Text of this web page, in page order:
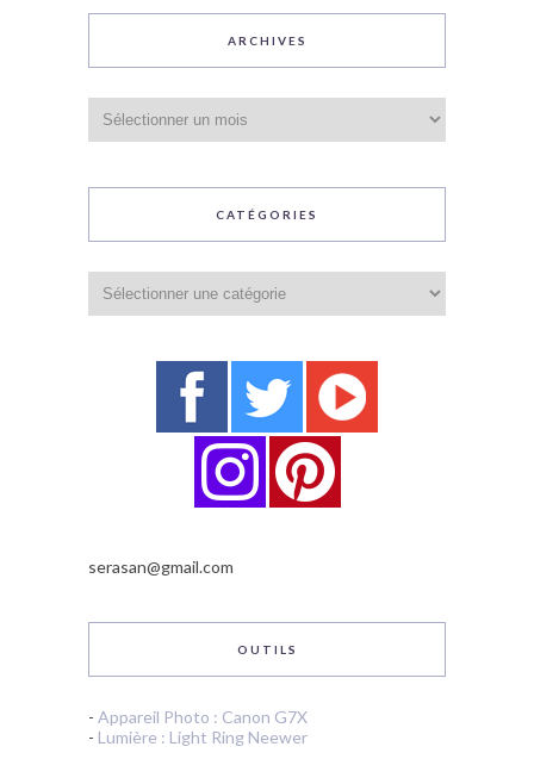
ARCHIVES
CATÉGORIES
serasan@gmail.com
OUTILS
- Appareil Photo : Canon G7X
- Lumière : Light Ring Neewer